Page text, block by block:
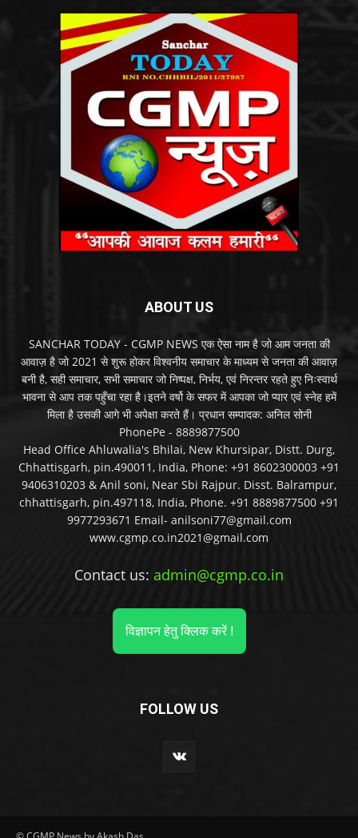
ABOUT US
SANCHAR TODAY - CGMP NEWS एक ऐसा नाम है जो आम जनता की
आवाज़ है जो 2021 से शुरू होकर विश्वनीय समाचार के माध्यम से जनता की आवाज़
बनी है, सही समाचार, सभी समाचार जो निष्पक्ष, निर्भय, एवं निरन्तर रहते हुए निःस्वार्थ
भावना से आप तक पहुँचा रहा है।इतने वर्षो के सफर में आपका जो प्यार एवं स्नेह हमें
मिला है उसकी आगे भी अपेक्षा करते हैं। प्रधान सम्पादक: अनिल सोनी
PhonePe - 8889877500
Head Office Ahluwalia's Bhilai, New Khursipar, Distt. Durg,
Chhattisgarh, pin.490011, India, Phone: +91 8602300003 +91
9406310203 & Anil soni, Near Sbi Rajpur. Disst. Balrampur,
chhattisgarh, pin.497118, India, Phone. +91 8889877500 +91
9977293671 Email- anilsoni77@gmail.com
www.cgmp.co.in2021@gmail.com
Contact us: admin@cgmp.co.in
विज्ञापन हेतु क्लिक करें !
FOLLOW US